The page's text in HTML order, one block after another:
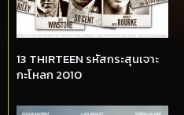
13 THIRTEEN รหัสกระสุนเจาะ
กะโหลก 2010